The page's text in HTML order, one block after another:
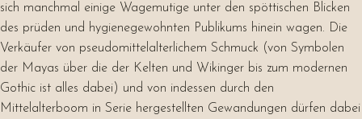
sich manchmal einige Wagemutige unter den spöttischen Blicken
des prüden und hygienegewohnten Publikums hinein wagen. Die
Verkäufer von pseudomittelalterlichem Schmuck (von Symbolen
der Mayas über die der Kelten und Wikinger bis zum modernen
Gothic ist alles dabei) und von indessen durch den
Mittelalterboom in Serie hergestellten Gewandungen dürfen dabei